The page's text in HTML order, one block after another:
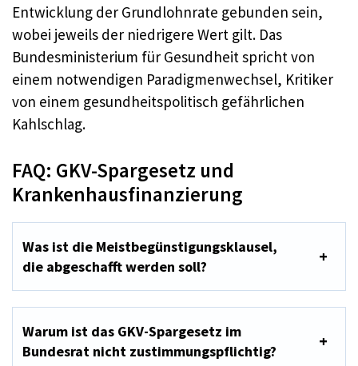
Entwicklung der Grundlohnrate gebunden sein,
wobei jeweils der niedrigere Wert gilt. Das
Bundesministerium für Gesundheit spricht von
einem notwendigen Paradigmenwechsel, Kritiker
von einem gesundheitspolitisch gefährlichen
Kahlschlag.
FAQ: GKV-Spargesetz und
Krankenhausfinanzierung
Was ist die Meistbegünstigungsklausel,
die abgeschafft werden soll?
Warum ist das GKV-Spargesetz im
Bundesrat nicht zustimmungspflichtig?